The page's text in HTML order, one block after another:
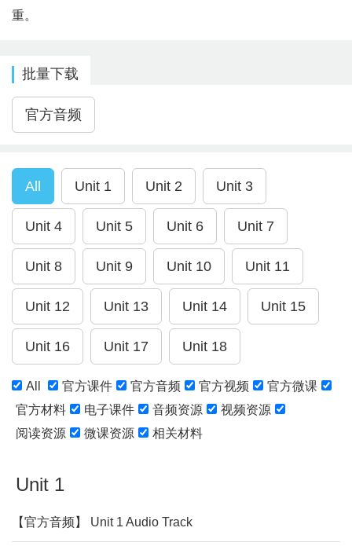
重。
批量下载
All 官方课件 官方音频 官方视频
官方微课
官方材料
电子课件 音频资源
视频资源
阅读资源
微课资源 相关材料
Unit 1
【官方音频】 Unit 1 Audio Track